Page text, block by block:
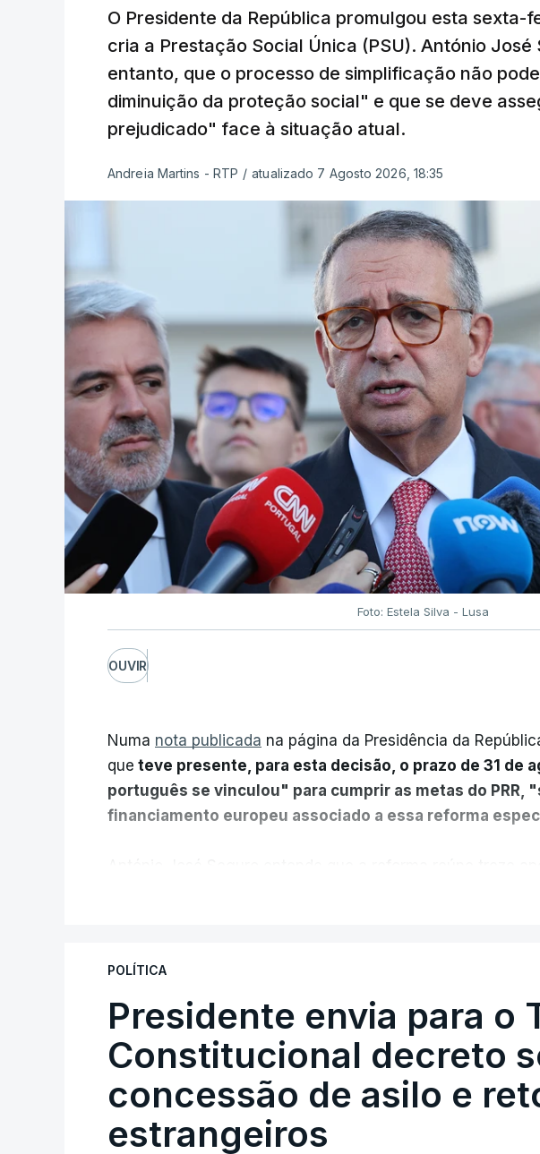
O Presidente da República promulgou esta sexta-
cria a Prestação Social Única (PSU). António
entanto, que o processo de simplificação não
diminuição da proteção social" e que se deve
prejudicado" face à situação atual.
Andreia Martins - RTP / atualizado 7 Agosto 2026, 18:35
Foto: Estela Silva - Lusa
OUVIR
Numa nota publicada na página da Presidência da
que teve presente, para esta decisão, o prazo de 31 de
português se vinculou" para cumprir as metas do PRR,
financiamento europeu associado a essa reforma
os apoios chegam a quem mais necessita, estaremos a dar
Assegurar que "ninguém é prejudicado"
O Preisdente deixa, no entanto, deixa alguns avisos:
POLÍTICA
Presidente envia para o
Constitucional decreto
concessão de asilo e
estrangeiros